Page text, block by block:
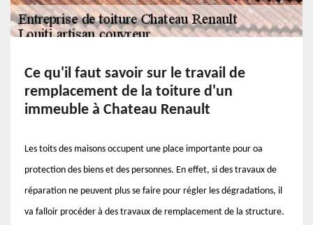
Ce qu'il faut savoir sur le travail de
remplacement de la toiture d'un
immeuble à Chateau Renault
Les toits des maisons occupent une place importante pour oa
protection des biens et des personnes. En effet, si des travaux de
réparation ne peuvent plus se faire pour régler les dégradations, il
va falloir procéder à des travaux de remplacement de la structure.